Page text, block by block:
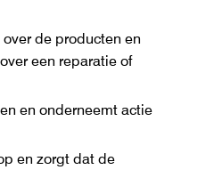
de producten en
een reparatie of
en onderneemt actie
en zorgt dat de